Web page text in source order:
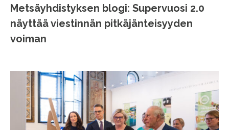
Metsäyhdistyksen blogi: Supervuosi 2.0
näyttää viestinnän pitkäjänteisyyden
voiman